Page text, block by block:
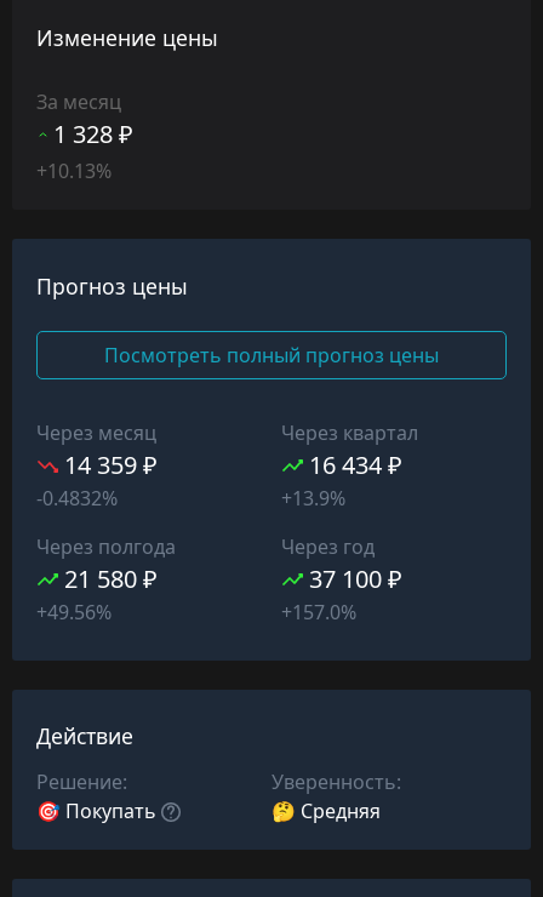
Изменение цены
За месяц
1 328 ₽
+10.13%
Прогноз цены
Посмотреть полный прогноз цены
Через месяц
14 359 ₽
-0.4832%
Через квартал
16 434 ₽
+13.9%
Через полгода
21 580 ₽
+49.56%
Через год
37 100 ₽
+157.0%
Действие
Решение:
🎯 Покупать
Уверенность:
🤔 Средняя